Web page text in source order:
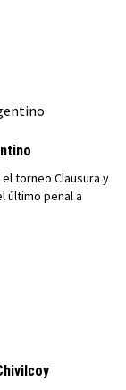
torneo Clausura y
último penal a